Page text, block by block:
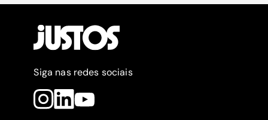
Siga nas redes sociais